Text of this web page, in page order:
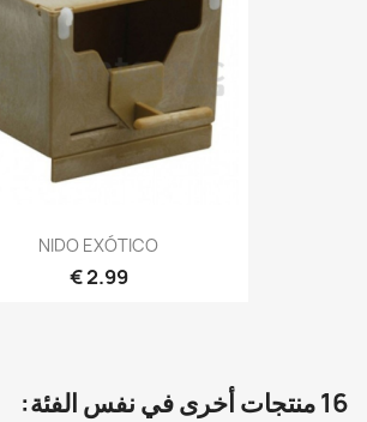
NIDO EXÓTICO
2.99 €
16 منتجات أخرى في نفس الفئة: